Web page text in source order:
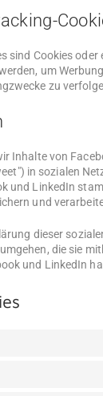
sind Cookies
um
zu
Inhalte von
in sozialen
und LinkedIn
und
dieser
die sie
und LinkedIn